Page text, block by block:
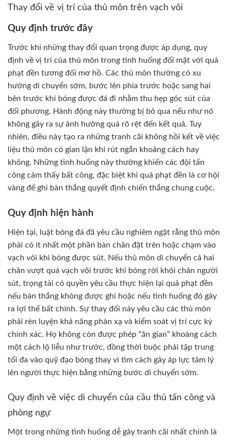
Thay đổi về vị trí của thủ môn trên vạch vôi
Quy định trước đây
Trước khi những thay đổi quan trọng được áp dụng, quy
định về vị trí của thủ môn trong tình huống đối mặt với quả
phạt đền tương đối mơ hồ. Các thủ môn thường có xu
hướng di chuyển sớm, bước lên phía trước hoặc sang hai
bên trước khi bóng được đá đi nhằm thu hẹp góc sút của
đối phương. Hành động này thường bị bỏ qua nếu như nó
không gây ra sự ảnh hưởng quá rõ rệt đến kết quả. Tuy
nhiên, điều này tạo ra những tranh cãi không hồi kết về việc
liệu thủ môn có gian lận khi rút ngắn khoảng cách hay
không. Những tình huống này thường khiến các đội tấn
công cảm thấy bất công, đặc biệt khi quả phạt đền là cơ hội
vàng để ghi bàn thắng quyết định chiến thắng chung cuộc.
Quy định hiện hành
Hiện tại, luật bóng đá đã yêu cầu nghiêm ngặt rằng thủ môn
phải có ít nhất một phần bàn chân đặt trên hoặc chạm vào
vạch vôi khi bóng được sút. Nếu thủ môn di chuyển cả hai
chân vượt quá vạch vôi trước khi bóng rời khỏi chân người
sút, trọng tài có quyền yêu cầu thực hiện lại quả phạt đền
nếu bàn thắng không được ghi hoặc nếu tình huống đó gây
ra lợi thế bất chính. Sự thay đổi này yêu cầu các thủ môn
phải rèn luyện khả năng phản xạ và kiểm soát vị trí cực kỳ
chính xác. Họ không còn được phép “ăn gian” khoảng cách
một cách lộ liễu như trước, đồng thời buộc phải tập trung
tối đa vào quỹ đạo bóng thay vì tìm cách gây áp lực tâm lý
lên người thực hiện bằng những bước di chuyển sớm.
Quy định về việc di chuyển của cầu thủ tấn công và
phòng ngự
Một trong những tình huống dễ gây tranh cãi nhất chính là